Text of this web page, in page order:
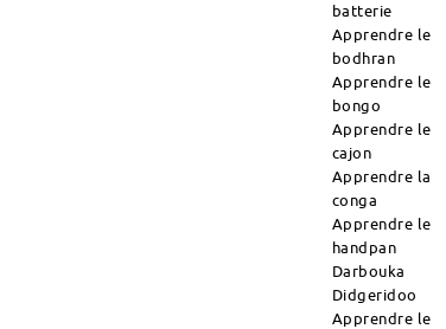
batterie
Apprendre le
bodhran
Apprendre le
bongo
Apprendre le
cajon
Apprendre la
conga
Apprendre le
handpan
Darbouka
Didgeridoo
Apprendre le